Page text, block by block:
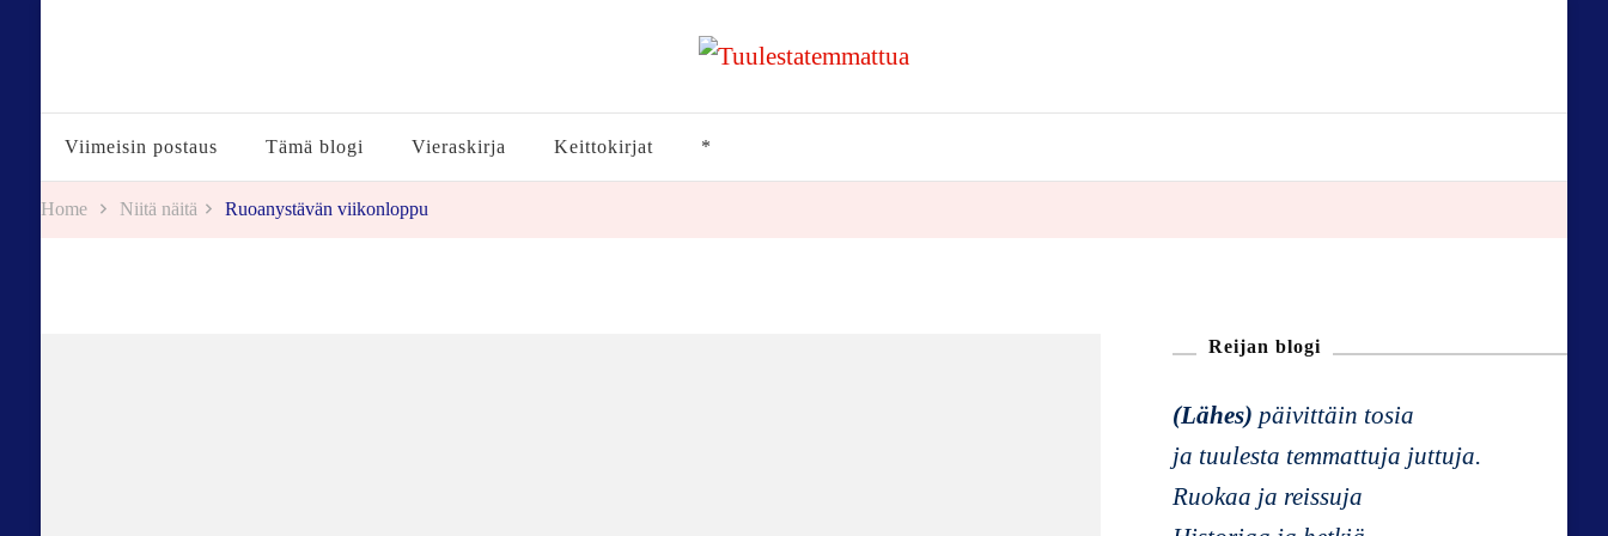
Tuulestatemmattua
Viimeisin postaus Tämä blogi Vieraskirja Keittokirjat *
Home Niitä näitä Ruoanystävän viikonloppu
Reijan blogi
(Lähes) päivittäin tosia
ja tuulesta temmattuja juttuja.
Ruokaa ja reissuja